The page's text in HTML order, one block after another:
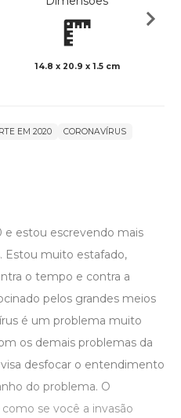
14.8 x 20.9 x 1.5 cm
EM 2020
CORONAVÍRUS
e estou escrevendo mais
Estou muito estafado,
o tempo e contra a
pelos grandes meios
é um problema muito
os demais problemas da
desfocar o entendimento
do problema. O
se você a invasão